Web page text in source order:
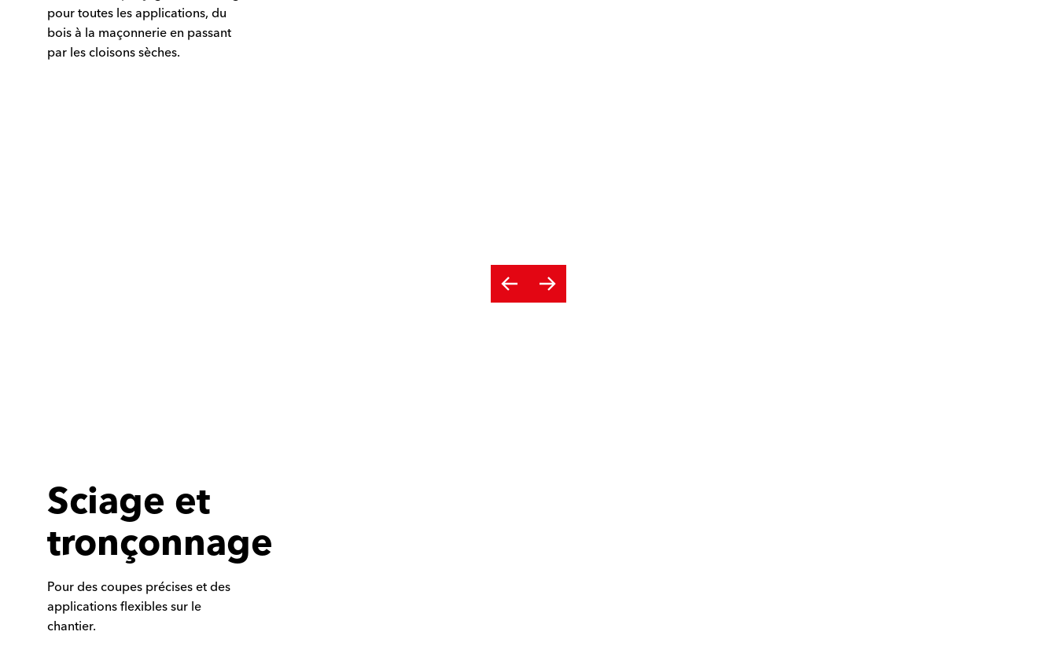
pour toutes les applications, du
bois à la maçonnerie en passant
par les cloisons sèches.
Sciage et
tronçonnage
Pour des coupes précises et des
applications flexibles sur le
chantier.